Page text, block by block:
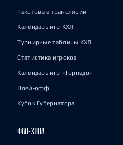
Текстовые трансляции
Календарь игр КХЛ
Турнирные таблицы КХЛ
Статистика игроков
Календарь игр «Торпедо»
Плей-офф
Кубок Губернатора
ФАН-ЗОНА